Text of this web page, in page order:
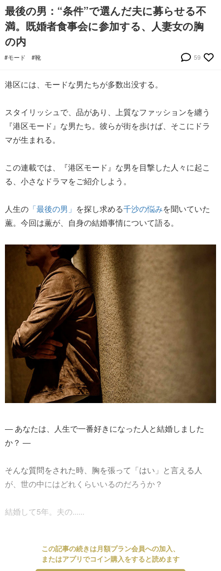
最後の男：“条件”で選んだ夫に募らせる不
満。既婚者食事会に参加する、人妻女の胸
の内
#モード #靴 59
港区には、モードな男たちが多数出没する。
スタイリッシュで、品があり、上質なファッションを纏う
『港区モード』な男たち。彼らが街を歩けば、そこにドラ
マが生まれる。
この連載では、『港区モード』な男を目撃した人々に起こ
る、小さなドラマをご紹介しよう。
人生の 「最後の男」 を探し求める千沙の悩みを聞いていた
薫。今回は薫が、自身の結婚事情について語る。
― あなたは、人生で一番好きになった人と結婚しました
か？ ―
そんな質問をされた時、胸を張って「はい」と言える人
が、世の中にはどれくらいいるのだろうか？
結婚して5年。夫の......
この記事の続きは月額プラン会員への加入、
またはアプリでコイン購入をすると読めます